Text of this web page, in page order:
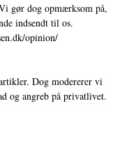
gør dog opmærksom på,
indsendt til os.
opinion/
Dog modererer vi
og angreb på privatlivet.